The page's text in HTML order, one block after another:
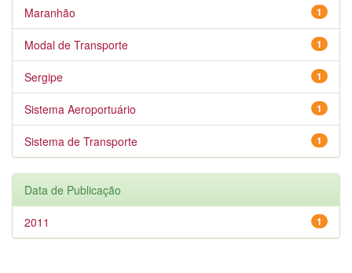
1
Maranhão
1
Modal de Transporte
1
Sergipe
1
Sistema Aeroportuário
1
Sistema de Transporte
Data de Publicação
1
2011